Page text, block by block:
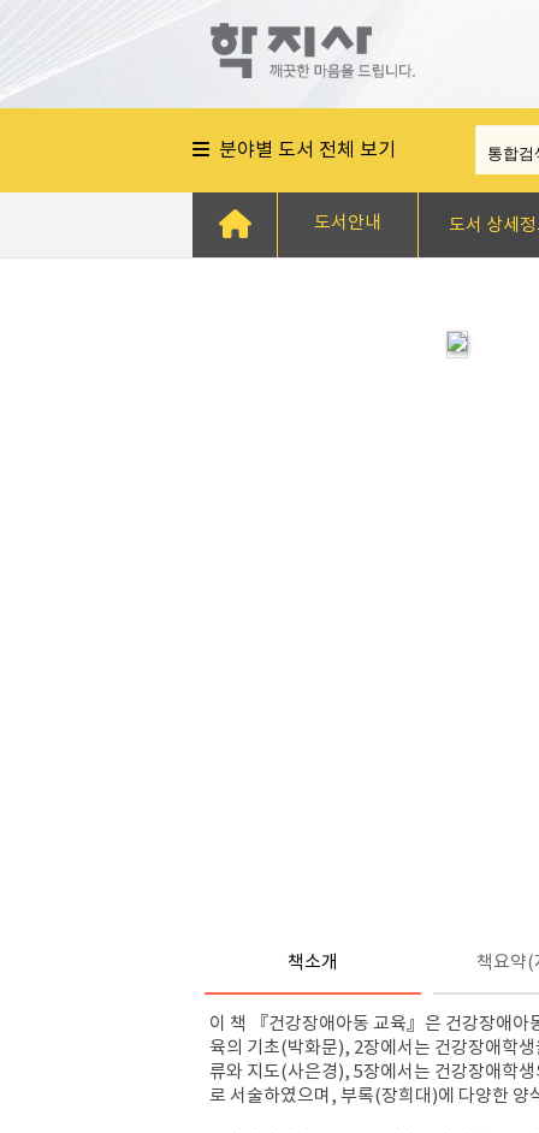
분야별 도서 전체 보기
도서안내 도서 상세
책소개 책요약(
이 책 『건강장애아동 교육』은 건강장애아
육의 기초(박화문), 2장에서는 건강장애학
류와 지도(사은경), 5장에서는 건강장애학
로 서술하였으며, 부록(장희대)에 다양한 양